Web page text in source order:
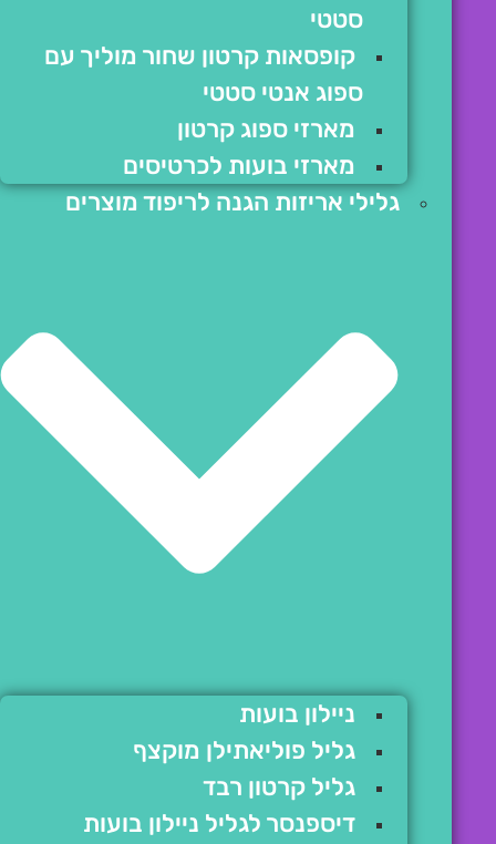
סטטי
קופסאות קרטון שחור מוליך עם
ספוג אנטי סטטי
מארזי ספוג קרטון
מארזי בועות לכרטיסים
גלילי אריזות הגנה לריפוד מוצרים
ניילון בועות
גליל פוליאתילן מוקצף
גליל קרטון רבד
דיספנסר לגליל ניילון בועות